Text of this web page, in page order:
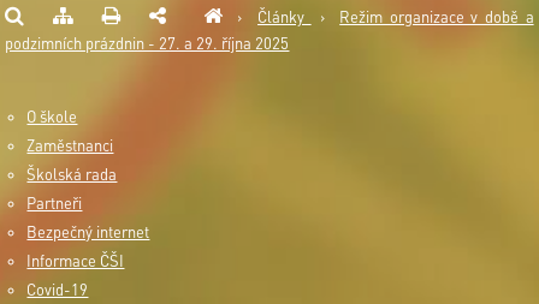
› Články ›
Režim organizace v době a
podzimních prázdnin - 27. a 29. října 2025
O škole
Zaměstnanci
Školská rada
Partneři
Bezpečný internet
Informace ČŠI
Covid-19